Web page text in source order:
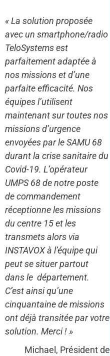
« La solution proposée
avec un smartphone/radio
TeloSystems est
parfaitement adaptée à
nos missions et d’une
parfaite efficacité. Nos
équipes l’utilisent
maintenant sur toutes nos
missions d’urgence
envoyées par le SAMU 68
durant la crise sanitaire du
Covid-19. L’opérateur
UMPS 68 de notre poste
de commandement
réceptionne les missions
du centre 15 et les
transmets alors via
INSTAVOX à l’équipe qui
peut se situer partout
dans le département.
C’est ainsi qu’une
cinquantaine de missions
ont déjà transitée par votre
solution. Merci ! »
Michael, Président de